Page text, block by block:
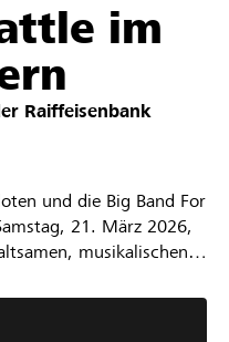
im
Raiffeisenbank
und die Big Band For
21. März 2026,
musikalischen
Band mit den meisten
winkt die Ehre